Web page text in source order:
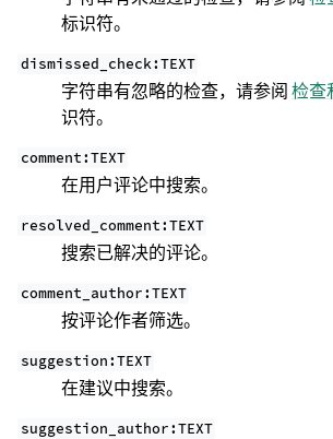
标识符。
dismissed_check:TEXT
字符串有忽略的检查，请参阅 检查
识符。
comment:TEXT
在用户评论中搜索。
resolved_comment:TEXT
搜索已解决的评论。
comment_author:TEXT
按评论作者筛选。
suggestion:TEXT
在建议中搜索。
suggestion_author:TEXT